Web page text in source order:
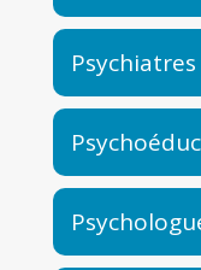
Psychiatres